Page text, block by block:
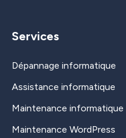
Services
Dépannage informatique
Assistance informatique
Maintenance informatique
Maintenance WordPress